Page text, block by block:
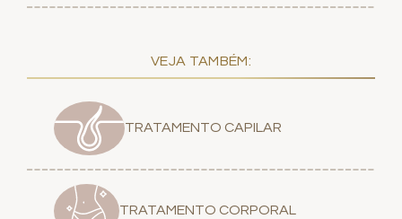
VEJA TAMBÉM:
TRATAMENTO CAPILAR
TRATAMENTO CORPORAL